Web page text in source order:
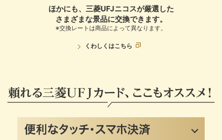
ほかにも、三菱UFJニコスが厳選した
さまざまな景品に交換できます。
※交換レートは商品によって異なります。
くわしくはこちら